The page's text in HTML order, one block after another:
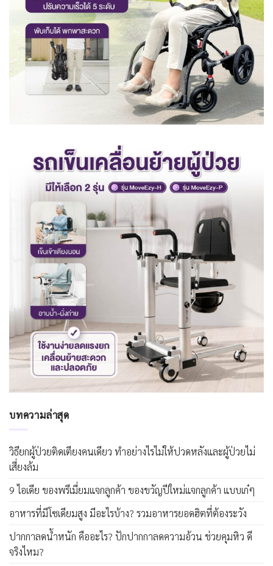
บทความล่าสุด
วิธียกผู้ป่วยติดเตียงคนเดียว ทำอย่างไรไม่ให้ปวดหลังและผู้ป่วยไม่
เสี่ยงล้ม
9 ไอเดีย ของพรีเมี่ยมแจกลูกค้า ของขวัญปีใหม่แจกลูกค้า แบบเก๋ๆ
อาหารที่มีโซเดียมสูง มีอะไรบ้าง? รวมอาหารยอดฮิตที่ต้องระวัง
ปากกาลดน้ำหนัก คืออะไร? ปักปากกาลดความอ้วน ช่วยคุมหิว ดี
จริงไหม?